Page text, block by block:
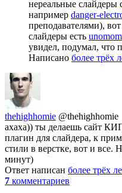
нереальные
например danger-
преподавателями),
слайдеры есть
увидел, подумал, что
Написано более трёх
thehighhomie @thehighhomie
ахаха)) ты делаешь сайт
плагин для слайдера, к
стили в верстке, вот и все.
минут)
Ответ написан более трёх
7 комментариев